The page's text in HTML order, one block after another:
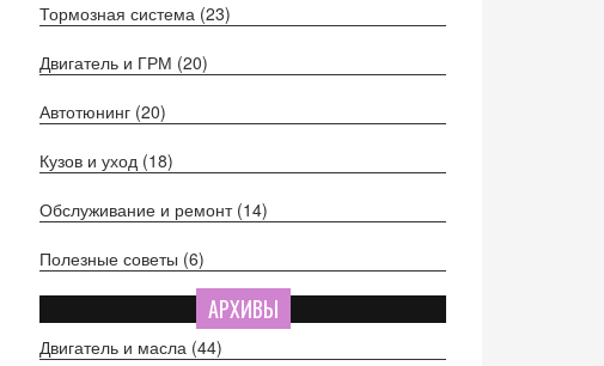
Тормозная система (23)
Двигатель и ГРМ (20)
Автотюнинг (20)
Кузов и уход (18)
Обслуживание и ремонт (14)
Полезные советы (6)
АРХИВЫ
Двигатель и масла (44)